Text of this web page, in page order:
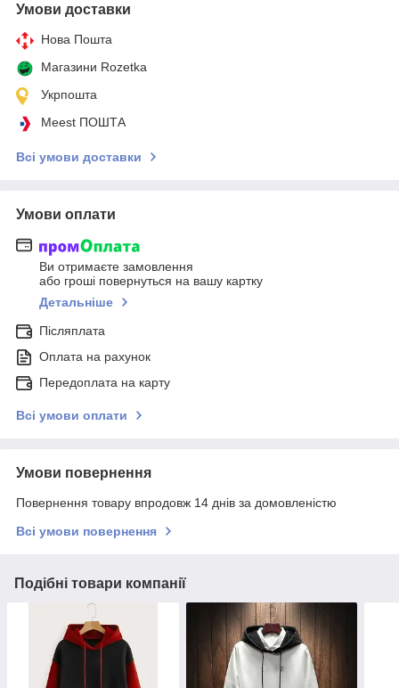
Умови доставки
Нова Пошта
Магазини Rozetka
Укрпошта
Meest ПОШТА
Всі умови доставки
Умови оплати
Ви отримаєте замовлення
або гроші повернуться на вашу картку
Детальніше
Післяплата
Оплата на рахунок
Передоплата на карту
Всі умови оплати
Умови повернення
Повернення товару впродовж 14 днів за домовленістю
Всі умови повернення
Подібні товари компанії